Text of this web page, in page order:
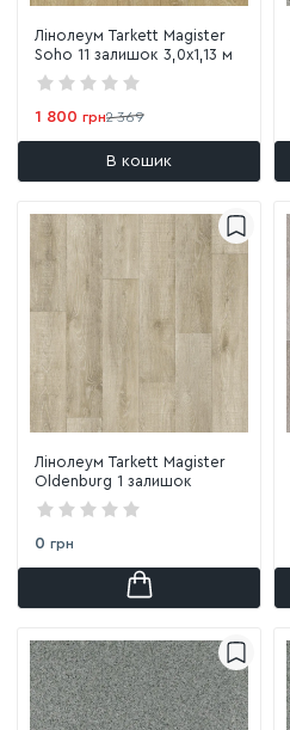
Лінолеум Tarkett Magister
Soho 11 залишок 3,0х1,13 м
1 800 грн2 369
В кошик
Лінолеум Tarkett Magister
Oldenburg 1 залишок
0 грн